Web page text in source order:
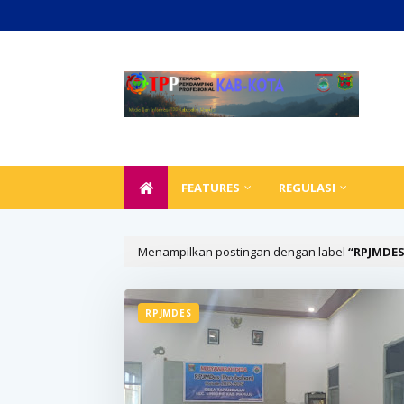
FEATURES REGULASI
Menampilkan postingan dengan label RPJMDES
RPJMDES
Selamat Datang